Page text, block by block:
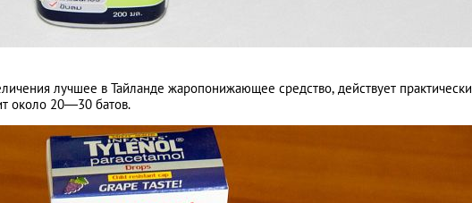
лучшее в Тайланде жаропонижающее средство, действует практически
около 20—30 батов.